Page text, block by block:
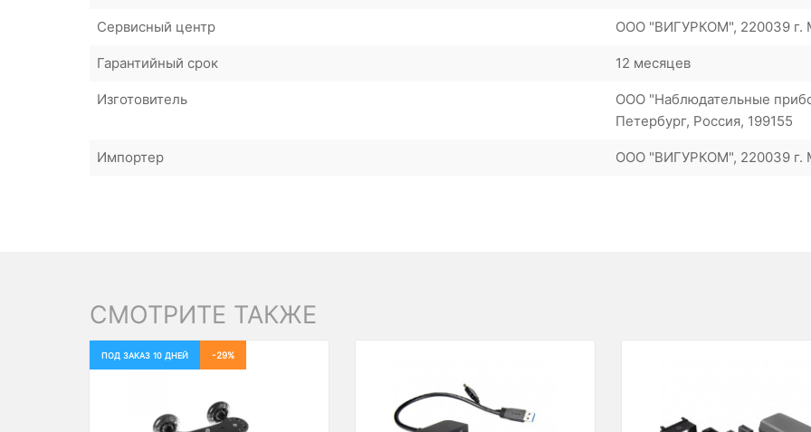
Сервисный центр ООО "ВИГУРКОМ", 220039 г.
Гарантийный срок 12 месяцев
Изготовитель
ООО "Наблюдательные
Петербург, Россия, 199155
Импортер ООО "ВИГУРКОМ", 220039 г.
СМОТРИТЕ ТАКЖЕ
ПОД ЗАКАЗ 10 ДНЕЙ -29%